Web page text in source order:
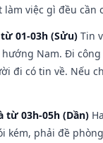
việc gì đều cần
01-03h (Sửu) Tin
Nam. Đi
đi có tin về. Nếu
từ 03h-05h (Dần)
kém, phải đề